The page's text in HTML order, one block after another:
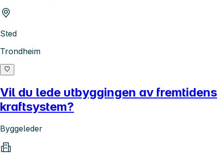
Sted
Trondheim
Vil du lede utbyggingen av fremtidens
kraftsystem?
Byggeleder